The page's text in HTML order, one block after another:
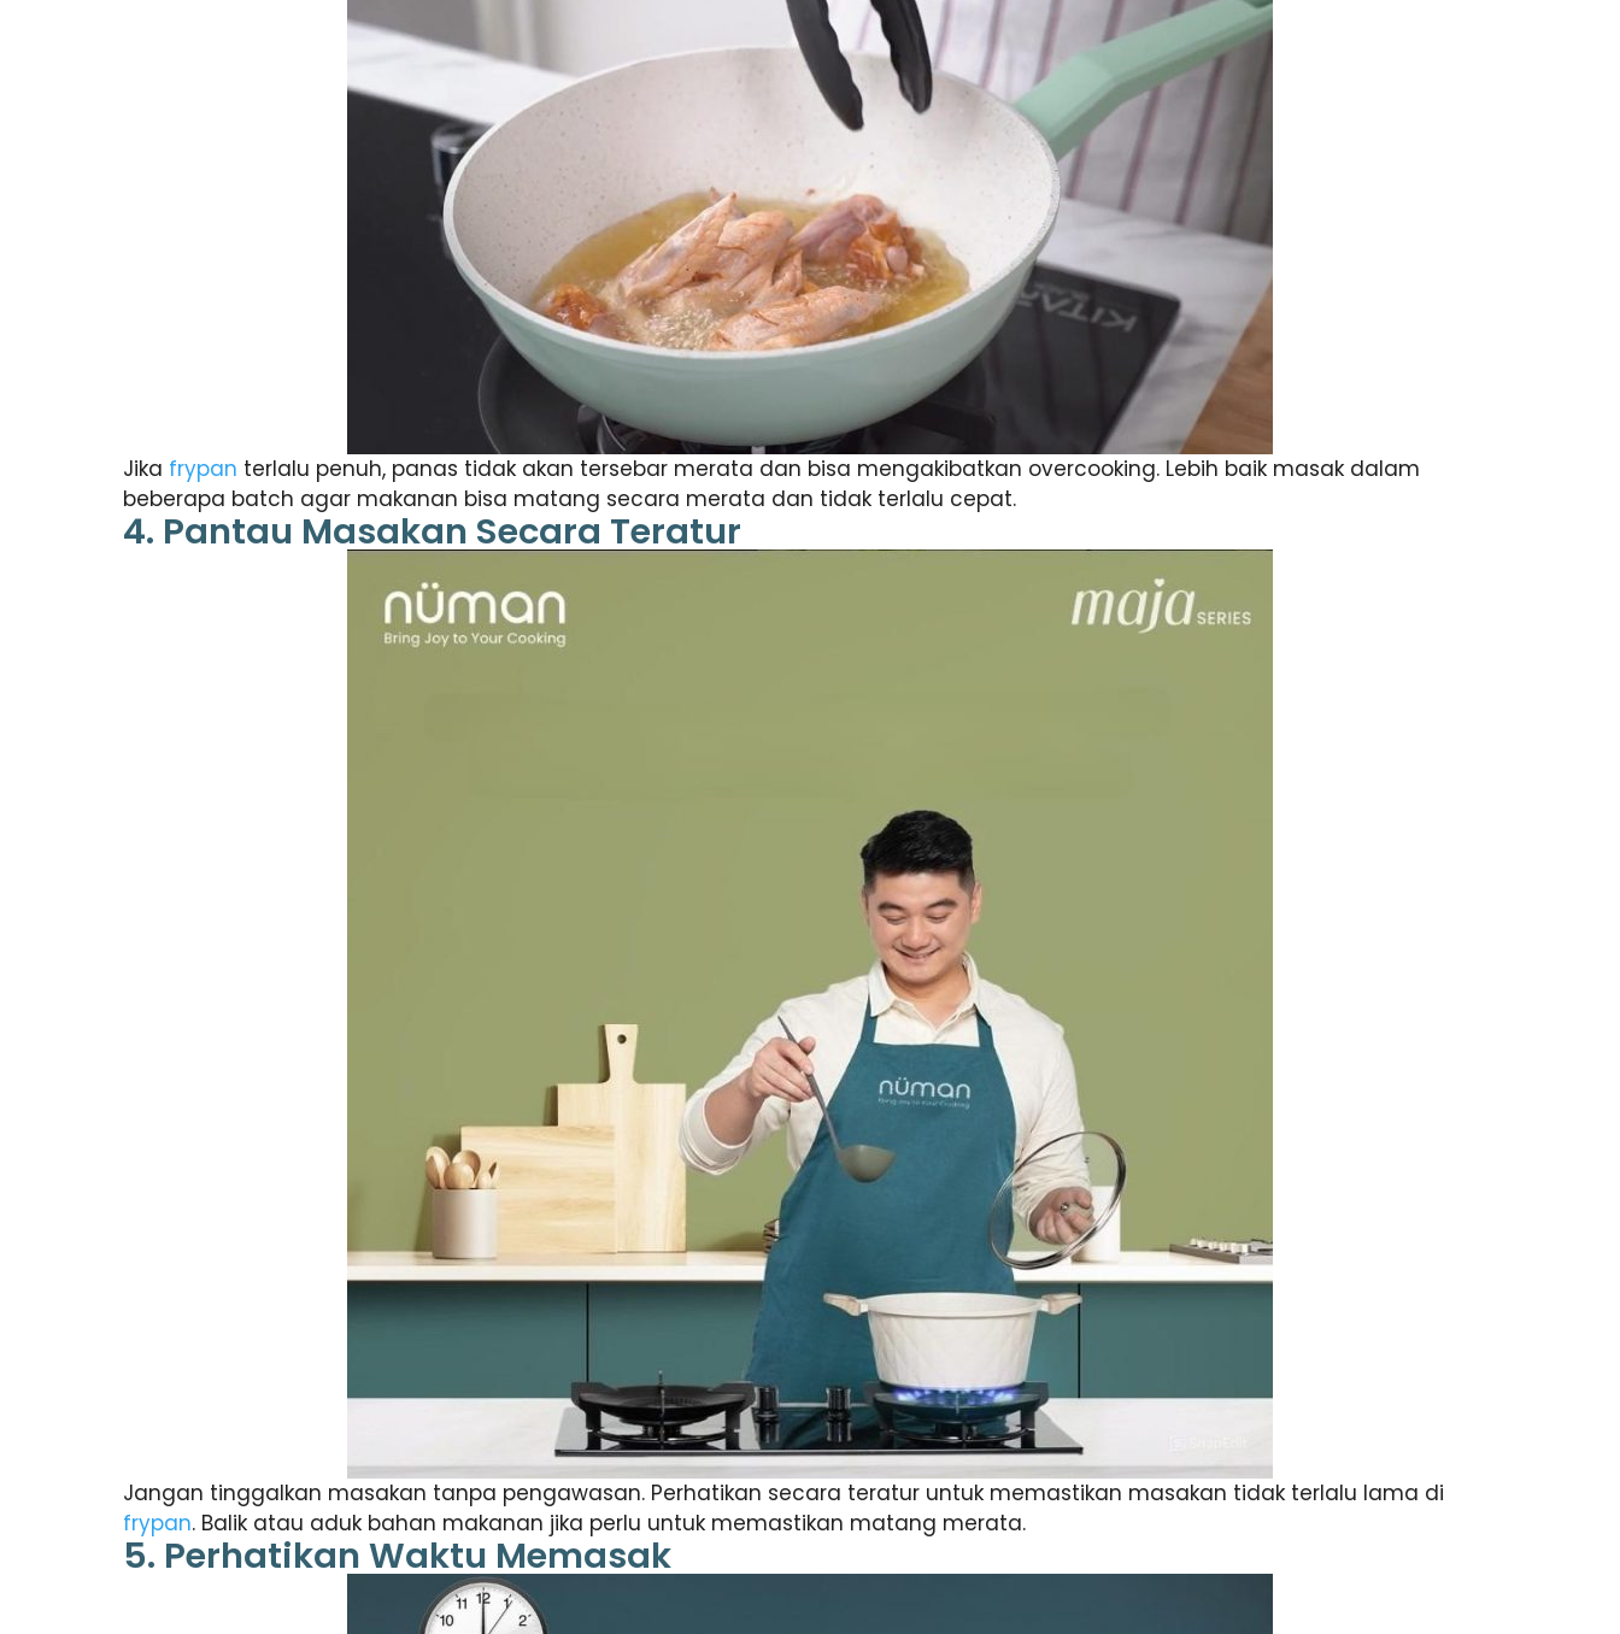
Jika frypan terlalu penuh, panas tidak akan tersebar merata dan bisa mengakibatkan overcooking. Lebih baik masak dalam
beberapa batch agar makanan bisa matang secara merata dan tidak terlalu cepat.
4. Pantau Masakan Secara Teratur
Jangan tinggalkan masakan tanpa pengawasan. Perhatikan secara teratur untuk memastikan masakan tidak terlalu lama di
frypan. Balik atau aduk bahan makanan jika perlu untuk memastikan matang merata.
5. Perhatikan Waktu Memasak